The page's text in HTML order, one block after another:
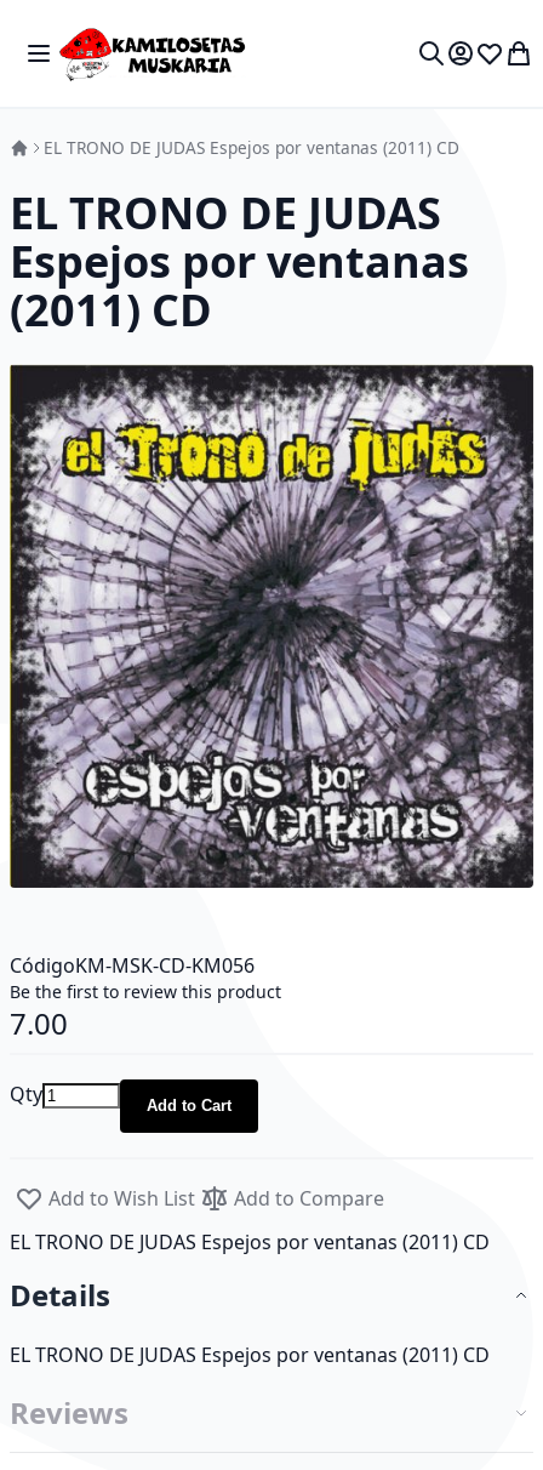
Toggle Nav
My
EL TRONO DE JUDAS Espejos por ventanas (2011) CD
EL TRONO DE JUDAS
Espejos por ventanas
(2011) CD
CódigoKM-MSK-CD-KM056
Be the first to review this product
7.00
Qty Add to Cart
Add to Wish List
Add to Compare
EL TRONO DE JUDAS Espejos por ventanas (2011) CD
Details
EL TRONO DE JUDAS Espejos por ventanas (2011) CD
Reviews